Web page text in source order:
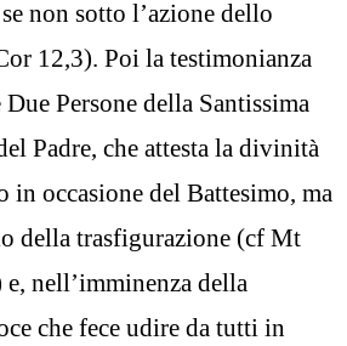
non sotto l’azione dello
12,3). Poi la testimonianza
Persone della Santissima
Padre, che attesta la divinità
occasione del Battesimo, ma
della trasfigurazione (cf Mt
e, nell’imminenza della
che fece udire da tutti in